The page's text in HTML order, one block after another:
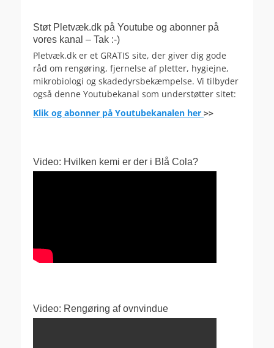
Støt Pletvæk.dk på Youtube og abonner på
vores kanal – Tak :-)
Pletvæk.dk er et GRATIS site, der giver dig gode
råd om rengøring, fjernelse af pletter, hygiejne,
mikrobiologi og skadedyrsbekæmpelse. Vi tilbyder
også denne Youtubekanal som understøtter sitet:
Klik og abonner på Youtubekanalen her >>
Video: Hvilken kemi er der i Blå Cola?
Video: Rengøring af ovnvindue